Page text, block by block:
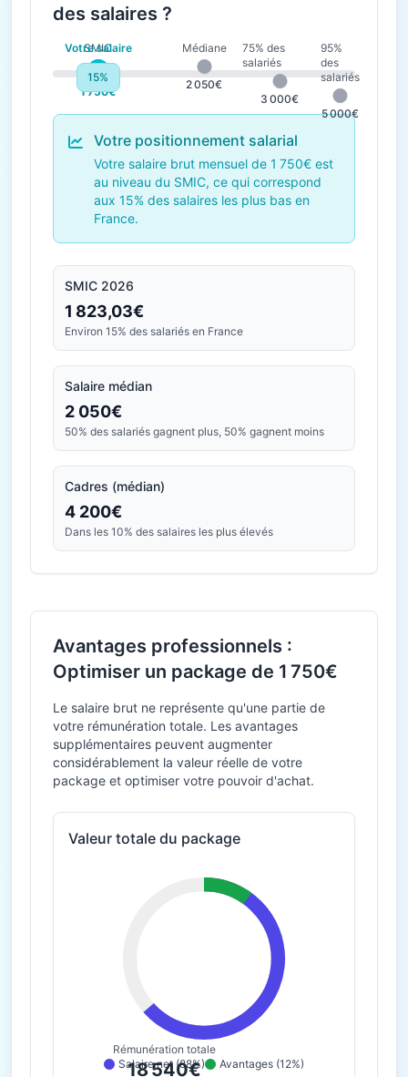
des salaires ?
SMIC
1 823€
Médiane
2 050€
75% des
salariés
3 000€
95%
des
salariés
5 000€
Votre salaire
1 750€
15%
Votre positionnement salarial
Votre salaire brut mensuel de 1 750€ est
au niveau du SMIC, ce qui correspond
aux 15% des salaires les plus bas en
France.
SMIC 2026
1 823,03€
Environ 15% des salariés en France
Salaire médian
2 050€
50% des salariés gagnent plus, 50% gagnent moins
Cadres (médian)
4 200€
Dans les 10% des salaires les plus élevés
Avantages professionnels :
Optimiser un package de 1 750€
Le salaire brut ne représente qu'une partie de
votre rémunération totale. Les avantages
supplémentaires peuvent augmenter
considérablement la valeur réelle de votre
package et optimiser votre pouvoir d'achat.
Valeur totale du package
Rémunération totale
18 540€
Salaire net (88%) Avantages (12%)